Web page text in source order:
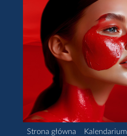
Strona główna Kalendarium